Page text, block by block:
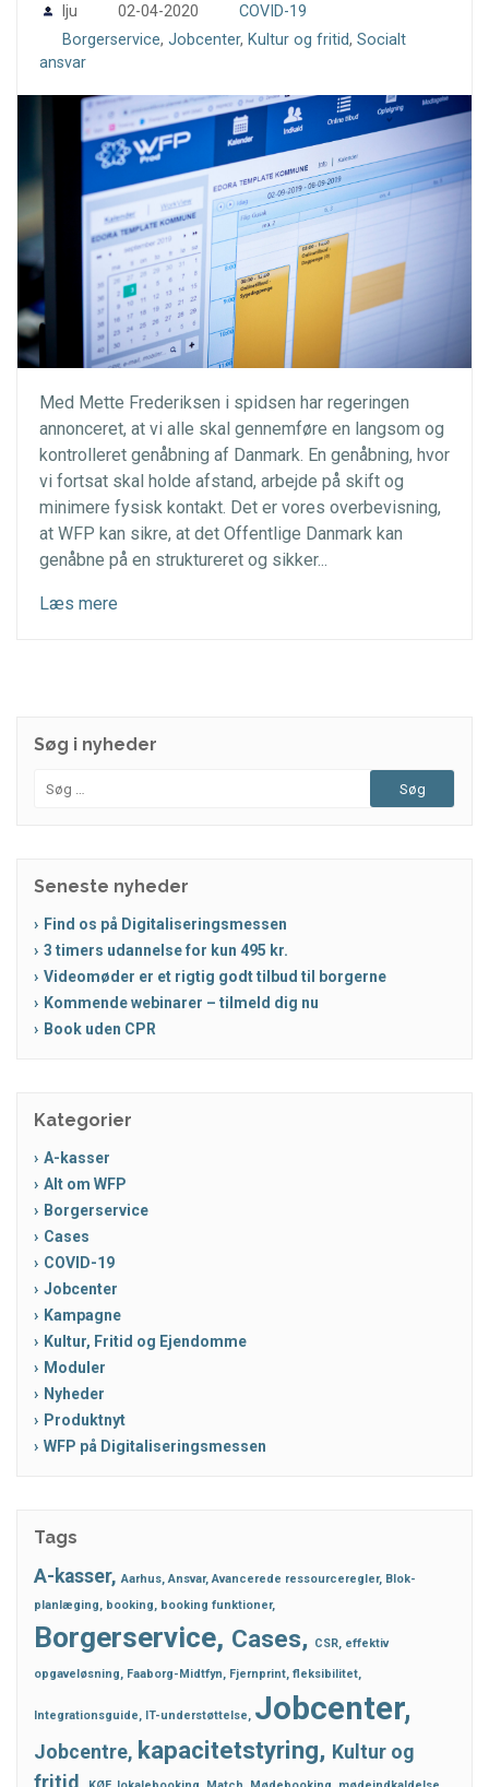
lju 02-04-2020
COVID-19
Borgerservice, Jobcenter, Kultur og fritid, Socialt
ansvar
Med Mette Frederiksen i spidsen har regeringen
annonceret, at vi alle skal gennemføre en langsom og
kontrolleret genåbning af Danmark. En genåbning, hvor
vi fortsat skal holde afstand, arbejde på skift og
minimere fysisk kontakt. Det er vores overbevisning,
at WFP kan sikre, at det Offentlige Danmark kan
genåbne på en struktureret og sikker...
Læs mere
Søg i nyheder
Søg
Seneste nyheder
Find os på Digitaliseringsmessen
3 timers udannelse for kun 495 kr.
Videomøder er et rigtig godt tilbud til borgerne
Kommende webinarer – tilmeld dig nu
Book uden CPR
Kategorier
A-kasser
Alt om WFP
Borgerservice
Cases
COVID-19
Jobcenter
Kampagne
Kultur, Fritid og Ejendomme
Moduler
Nyheder
Produktnyt
WFP på Digitaliseringsmessen
Tags
A-kasser Aarhus Ansvar Avancerede ressourceregler Blok-
planlæging
booking booking funktioner
Borgerservice Cases CSR effektiv
opgaveløsning Faaborg-Midtfyn Fjernprint fleksibilitet
Integrationsguide IT-understøttelse Jobcenter
Jobcentre kapacitetstyring
Kultur og
fritid